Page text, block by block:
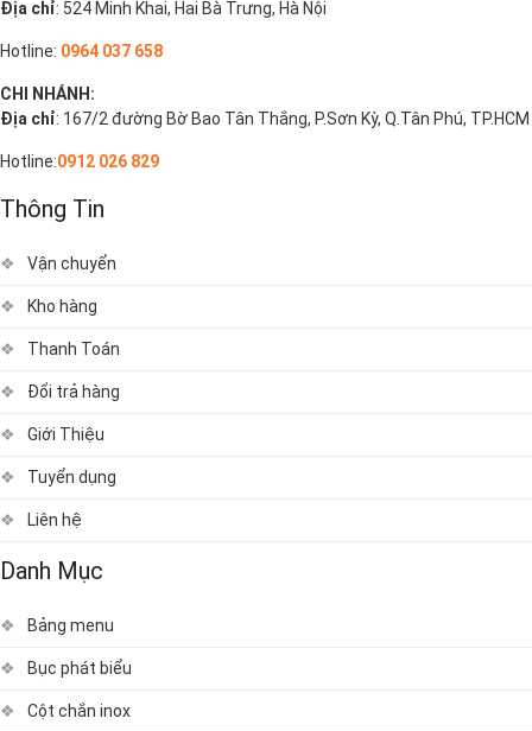
Địa chỉ: 524 Minh Khai, Hai Bà Trưng, Hà Nội
Hotline: 0964 037 658
CHI NHÁNH:
Địa chỉ: 167/2 đường Bờ Bao Tân Thắng, P.Sơn Kỳ, Q.Tân Phú, TP.HCM
Hotline:0912 026 829
Thông Tin
Vận chuyển
Kho hàng
Thanh Toán
Đổi trả hàng
Giới Thiệu
Tuyển dụng
Liên hệ
Danh Mục
Bảng menu
Bục phát biểu
Cột chắn inox